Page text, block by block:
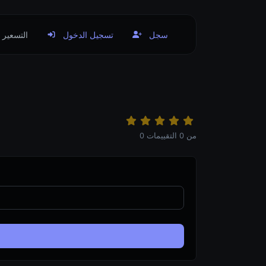
التسعير تسجيل الدخول سجل
0 من 0 التقييمات